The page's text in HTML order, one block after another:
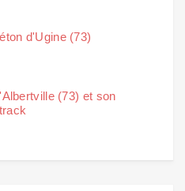
d'Ugine (73)
(73) et son